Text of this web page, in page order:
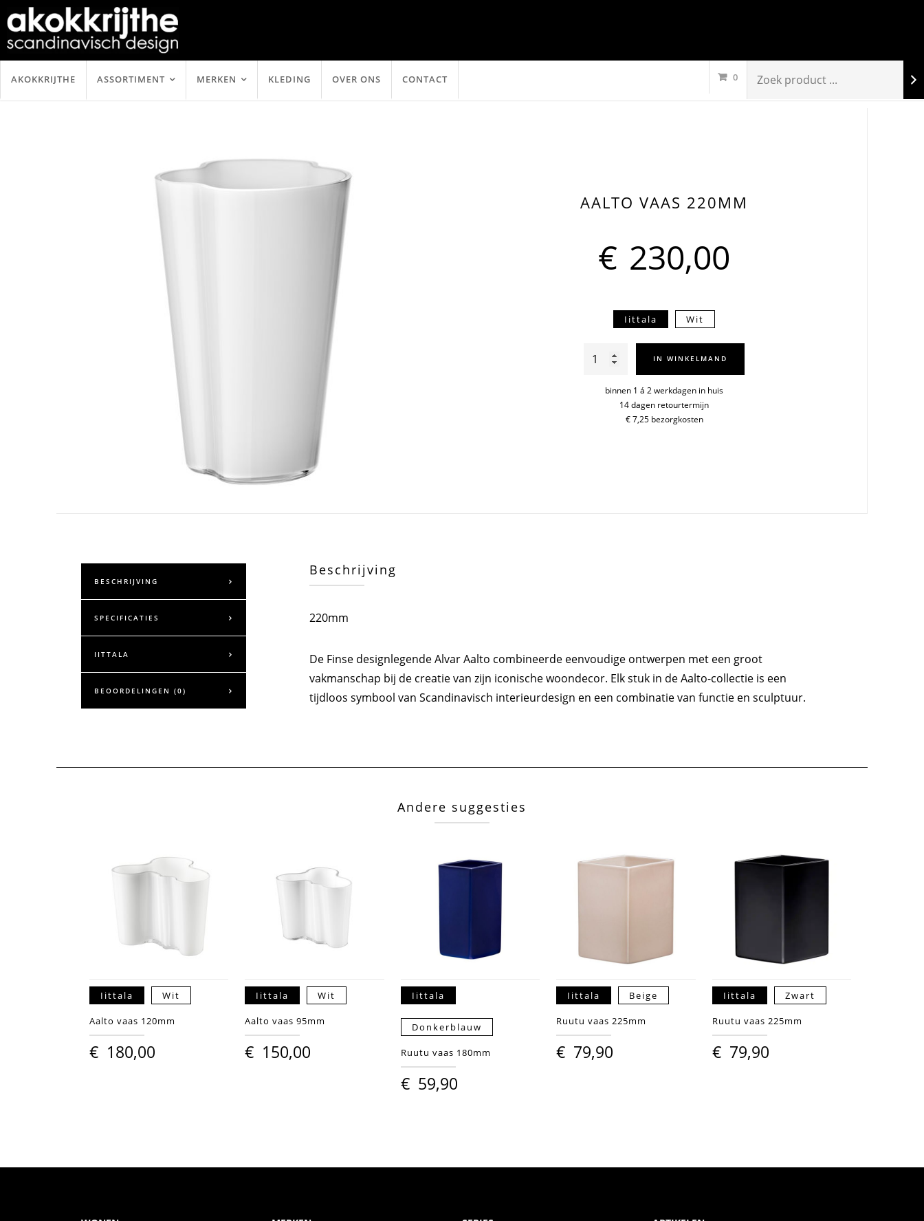
AKOKKRIJTHE ASSORTIMENT MERKEN KLEDING OVER ONS CONTACT 0
AALTO VAAS 220MM
€ 230,00
Iittala Wit
Aalto
220mm
IN WINKELMAND
binnen 1 á 2 werkdagen in huis
14 dagen retourtermijn
€ 7,25 bezorgkosten
BESCHRIJVING
SPECIFICATIES
IITTALA
BEOORDELINGEN (0)
Beschrijving
220mm
De Finse designlegende Alvar Aalto combineerde eenvoudige ontwerpen met een groot
vakmanschap bij de creatie van zijn iconische woondecor. Elk stuk in de Aalto-collectie is een
tijdloos symbool van Scandinavisch interieurdesign en een combinatie van functie en sculptuur.
Andere suggesties
Iittala Wit
Aalto vaas 120mm
€ 180,00
Iittala Wit
Aalto vaas 95mm
€ 150,00
Iittala
Donkerblauw
Ruutu vaas 180mm
€ 59,90
Iittala Beige
Ruutu vaas 225mm
€ 79,90
Iittala Zwart
Ruutu vaas 225mm
€ 79,90